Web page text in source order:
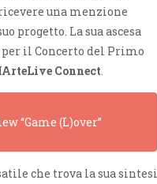
una menzione
progetto. La sua ascesa
per il Concerto del Primo
Connect
“Game (L)over”
che trova la sua sintesi